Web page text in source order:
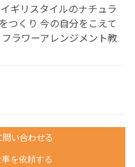
ギリスタイルのナチュラ
つくり 今の自分をこえて
ラワーアレンジメント教
い合わせる
を依頼する